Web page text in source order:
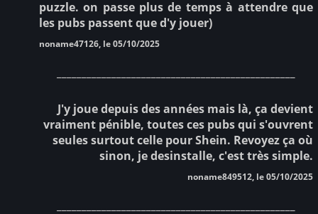
puzzle. on passe plus de temps à attendre que
les pubs passent que d'y jouer)
noname47126, le 05/10/2025
J'y joue depuis des années mais là, ça devient
vraiment pénible, toutes ces pubs qui s'ouvrent
seules surtout celle pour Shein. Revoyez ça où
sinon, je desinstalle, c'est très simple.
noname849512, le 05/10/2025